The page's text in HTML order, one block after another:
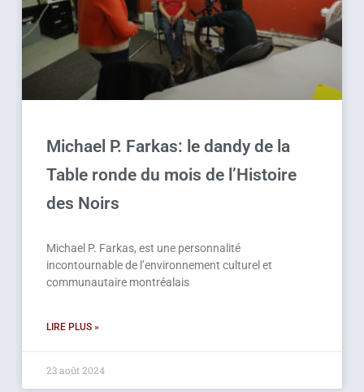
Michael P. Farkas: le dandy de la
Table ronde du mois de l’Histoire
des Noirs
Michael P. Farkas, est une personnalité
incontournable de l’environnement culturel et
communautaire montréalais
LIRE PLUS »
23 août 2024